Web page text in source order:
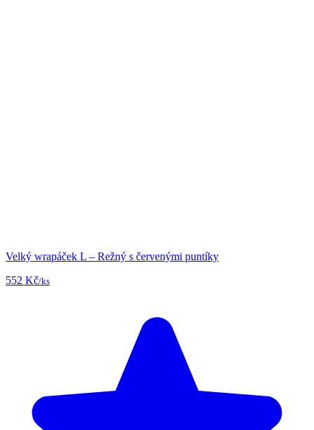
Velký wrapáček L – Režný s červenými puntíky
552 Kč/ks